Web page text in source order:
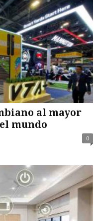
al mayor
mundo
0